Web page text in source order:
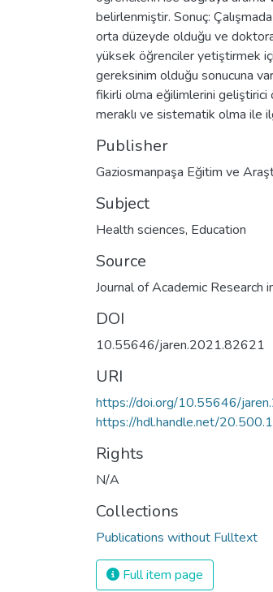
belirlenmiştir. Sonuç:
orta düzeyde olduğu ve
yüksek öğrenciler yetiştirmek
gereksinim olduğu sonucuna
fikirli olma eğilimlerini geliştirici
meraklı ve sistematik olma ile
Publisher
Gaziosmanpaşa Eğitim ve
Subject
Health sciences, Education
Source
Journal of Academic Research
DOI
10.55646/jaren.2021.82621
URI
https://doi.org/10.55646/
https://hdl.handle.net/
Rights
N/A
Collections
Publications without Fulltext
Full item page